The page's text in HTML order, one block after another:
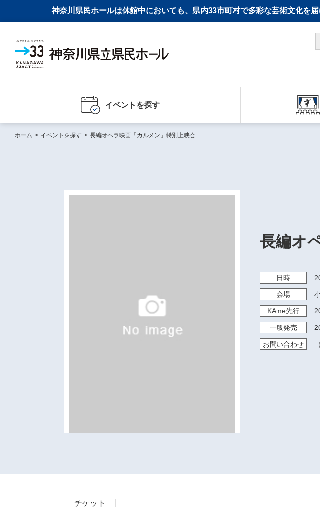
神奈川県民ホールは休館中においても、県内33市町村で多彩な芸術文化を
イベントを探す
ホーム > イベントを探す > 長編オペラ映画「カルメン」特別上映会
長編オ
日時
会場
KAme先行
一般発売
お問い合わせ
チケット